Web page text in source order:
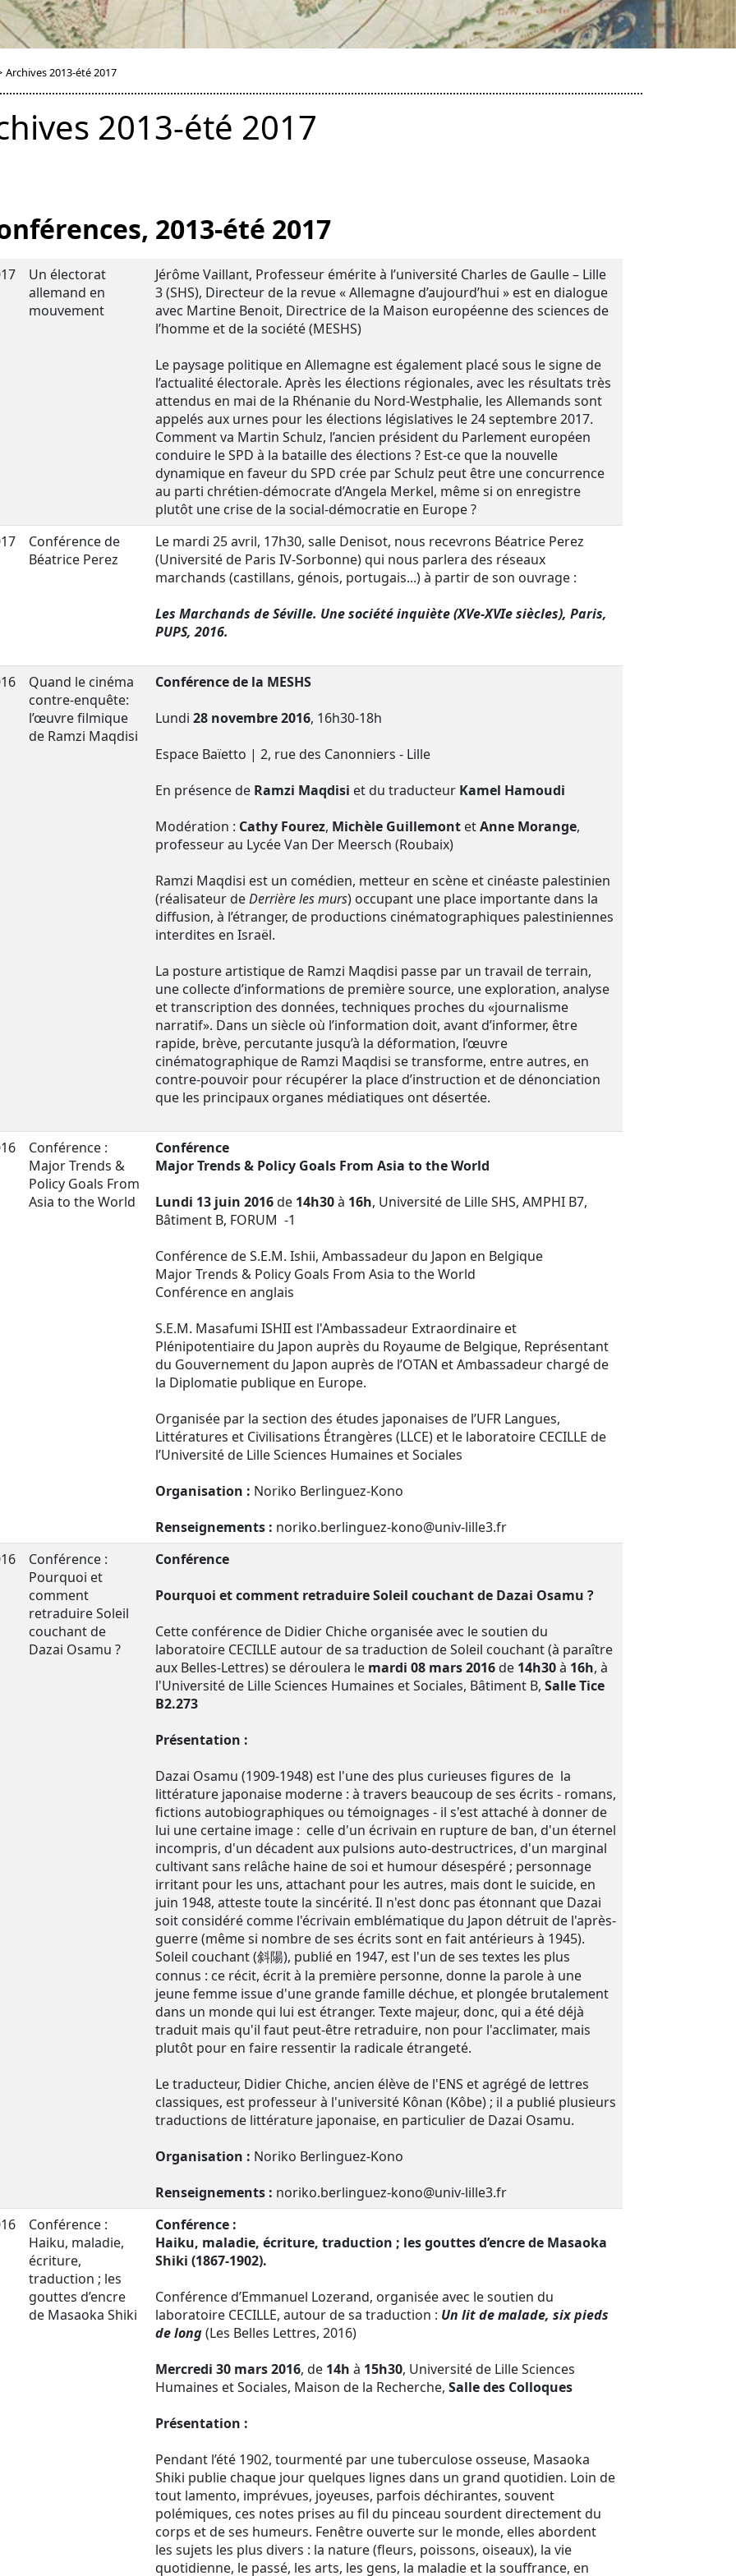
Archives 2013-été 2017
2013-été 2017
2013-été 2017
Un électorat
allemand en
mouvement
Jérôme Vaillant, Professeur émérite à l’université Charles de Gaulle – Lille
3 (SHS), Directeur de la revue « Allemagne d’aujourd’hui » est en dialogue
avec Martine Benoit, Directrice de la Maison européenne des sciences de
l’homme et de la société (MESHS)
Le paysage politique en Allemagne est également placé sous le signe de
l’actualité électorale. Après les élections régionales, avec les résultats très
attendus en mai de la Rhénanie du Nord-Westphalie, les Allemands sont
appelés aux urnes pour les élections législatives le 24 septembre 2017.
Comment va Martin Schulz, l’ancien président du Parlement européen
conduire le SPD à la bataille des élections ? Est-ce que la nouvelle
dynamique en faveur du SPD crée par Schulz peut être une concurrence
au parti chrétien-démocrate d’Angela Merkel, même si on enregistre
plutôt une crise de la social-démocratie en Europe ?
Conférence de
Béatrice Perez
Le mardi 25 avril, 17h30, salle Denisot, nous recevrons Béatrice Perez
(Université de Paris IV-Sorbonne) qui nous parlera des réseaux
marchands (castillans, génois, portugais...) à partir de son ouvrage :
Les Marchands de Séville. Une société inquiète (XVe-XVIe siècles), Paris,
PUPS, 2016.
Quand le cinéma
contre-enquête:
l’œuvre filmique
de Ramzi Maqdisi
Conférence de la MESHS
Lundi 28 novembre 2016, 16h30-18h
Espace Baïetto | 2, rue des Canonniers - Lille
En présence de Ramzi Maqdisi et du traducteur Kamel Hamoudi
Modération : Cathy Fourez, Michèle Guillemont etAnne Morange,
professeur au Lycée Van Der Meersch (Roubaix)
Ramzi Maqdisi est un comédien, metteur en scène et cinéaste palestinien
(réalisateur deDerrière les murs) occupant une place importante dans la
diffusion, à l’étranger, de productions cinématographiques palestiniennes
interdites en Israël.
La posture artistique de Ramzi Maqdisi passe par un travail de terrain,
une collecte d’informations de première source, une exploration, analyse
et transcription des données, techniques proches du «journalisme
narratif». Dans un siècle où l’information doit, avant d’informer, être
rapide, brève, percutante jusqu’à la déformation, l’œuvre
cinématographique de Ramzi Maqdisi se transforme, entre autres, en
contre-pouvoir pour récupérer la place d’instruction et de dénonciation
que les principaux organes médiatiques ont désertée.
Conférence :
Major Trends &
Policy Goals From
Asia to the World
Conférence
Major Trends & Policy Goals From Asia to the World
Lundi 13 juin 2016de 14h30à 16h, Université de Lille SHS, AMPHI B7,
Bâtiment B, FORUM -1
Conférence de S.E.M. Ishii, Ambassadeur du Japon en Belgique
Major Trends & Policy Goals From Asia to the World
Conférence en anglais
S.E.M. Masafumi ISHII est l'Ambassadeur Extraordinaire et
Plénipotentiaire du Japon auprès du Royaume de Belgique, Représentant
du Gouvernement du Japon auprès de l’OTAN et Ambassadeur chargé de
la Diplomatie publique en Europe.
Organisée par la section des études japonaises de l’UFR Langues,
Littératures et Civilisations Étrangères (LLCE) et le laboratoire CECILLE de
l’Université de Lille Sciences Humaines et Sociales
Organisation : Noriko Berlinguez-Kono
Renseignements : noriko.berlinguez-kono@univ-lille3.fr
Conférence :
Pourquoi et
comment
retraduire Soleil
couchant de
Dazai Osamu ?
Conférence
Pourquoi et comment retraduire Soleil couchant de Dazai Osamu ?
Cette conférence de Didier Chiche organisée avec le soutien du
laboratoire CECILLE autour de sa traduction de Soleil couchant (à paraître
aux Belles-Lettres) se déroulera le mardi 08 mars 2016de 14h30à 16h, à
l'Université de Lille Sciences Humaines et Sociales, Bâtiment B, Salle Tice
B2.273
Présentation :
Dazai Osamu (1909-1948) est l'une des plus curieuses figures de la
littérature japonaise moderne : à travers beaucoup de ses écrits - romans,
fictions autobiographiques ou témoignages - il s'est attaché à donner de
lui une certaine image : celle d'un écrivain en rupture de ban, d'un éternel
incompris, d'un décadent aux pulsions auto-destructrices, d'un marginal
cultivant sans relâche haine de soi et humour désespéré ; personnage
irritant pour les uns, attachant pour les autres, mais dont le suicide, en
juin 1948, atteste toute la sincérité. Il n'est donc pas étonnant que Dazai
soit considéré comme l'écrivain emblématique du Japon détruit de l'après-
guerre (même si nombre de ses écrits sont en fait antérieurs à 1945).
Soleil couchant (斜陽), publié en 1947, est l'un de ses textes les plus
connus : ce récit, écrit à la première personne, donne la parole à une
jeune femme issue d'une grande famille déchue, et plongée brutalement
dans un monde qui lui est étranger. Texte majeur, donc, qui a été déjà
traduit mais qu'il faut peut-être retraduire, non pour l'acclimater, mais
plutôt pour en faire ressentir la radicale étrangeté.
Le traducteur, Didier Chiche, ancien élève de l'ENS et agrégé de lettres
classiques, est professeur à l'université Kônan (Kôbe) ; il a publié plusieurs
traductions de littérature japonaise, en particulier de Dazai Osamu.
Organisation : Noriko Berlinguez-Kono
Renseignements : noriko.berlinguez-kono@univ-lille3.fr
Conférence :
Haiku, maladie,
écriture,
traduction ; les
gouttes d’encre
de Masaoka Shiki
Conférence :
Haiku, maladie, écriture, traduction ; les gouttes d’encre de Masaoka
Shiki (1867-1902).
Conférence d’Emmanuel Lozerand, organisée avec le soutien du
laboratoire CECILLE, autour de sa traduction : Un lit de malade, six pieds
de long(Les Belles Lettres, 2016)
Mercredi 30 mars 2016, de 14h à 15h30, Université de Lille Sciences
Humaines et Sociales, Maison de la Recherche, Salle des Colloques
Présentation :
Pendant l’été 1902, tourmenté par une tuberculose osseuse, Masaoka
Shiki publie chaque jour quelques lignes dans un grand quotidien. Loin de
tout lamento, imprévues, joyeuses, parfois déchirantes, souvent
polémiques, ces notes prises au fil du pinceau sourdent directement du
corps et de ses humeurs. Fenêtre ouverte sur le monde, elles abordent
les sujets les plus divers : la nature (fleurs, poissons, oiseaux), la vie
quotidienne, le passé, les arts, les gens, la maladie et la souffrance, en